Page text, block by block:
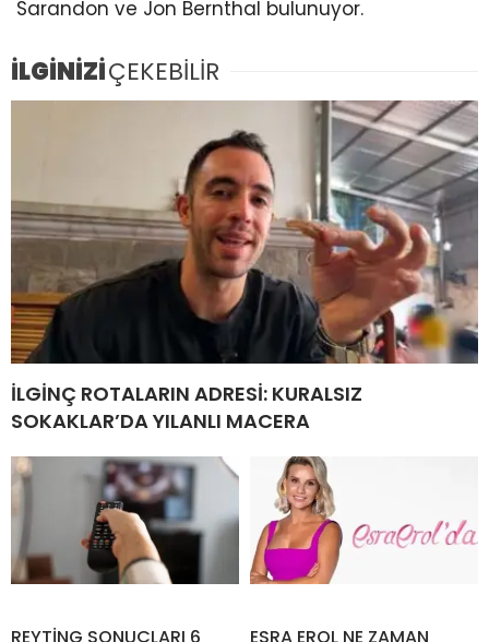
Sarandon ve Jon Bernthal bulunuyor.
İLGİNİZİÇEKEBİLİR
İLGİNÇ ROTALARIN ADRESİ: KURALSIZ
SOKAKLAR’DA YILANLI MACERA
REYTİNG SONUÇLARI 6
ESRA EROL NE ZAMAN